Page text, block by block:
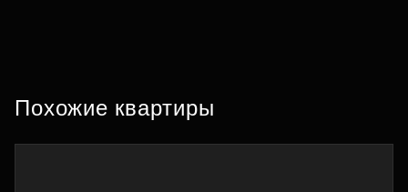
Похожие квартиры